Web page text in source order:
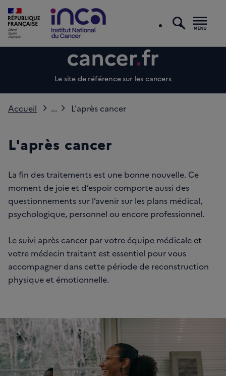
Le site de référence sur les cancers
Accueil ... L'après cancer
L'après cancer
La fin des traitements est une bonne nouvelle. Ce
moment de joie et d’espoir comporte aussi des
questionnements sur l’avenir sur les plans médical,
psychologique, personnel ou encore professionnel.
Le suivi après cancer par votre équipe médicale et
votre médecin traitant est essentiel pour vous
accompagner dans cette période de reconstruction
physique et émotionnelle.